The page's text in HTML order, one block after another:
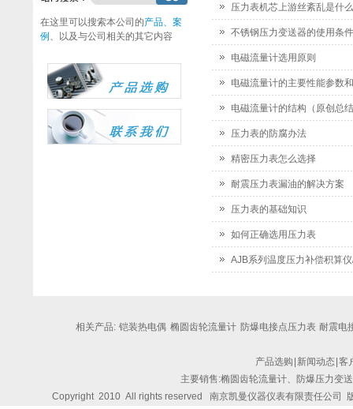
压力表机芯上游丝紊乱是什
不锈钢压力变送器的使用条件
电磁流量计选用原则
电磁流量计的主要性能参数
电磁流量计的结构（原创总
压力表的防腐办法
精密压力表怎么选择
耐震压力表漏油的解决方案
压力表的基础知识
如何正确选用压力表
AJB系列温度压力补偿积算
在这里可以搜索本公司的产品、案
例 、以及与公司相关的其它内容
相关产品: 铠装热电偶 椭圆齿轮流量计 防爆电接点压力表 耐震电
产品选购 新闻动态 客
主要销售:椭圆齿轮流量计、防爆压力变
Copyright 2010 All rights reserved 南京凯曼仪器仪表有限责任公司